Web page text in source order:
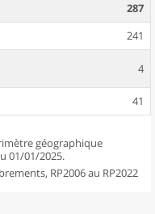
287
241
4
41
géographique
01/01/2025.
RP2006 au RP2022